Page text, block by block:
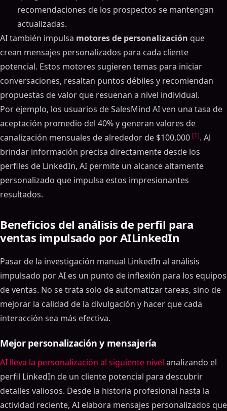
recomendaciones de los prospectos se mantengan
actualizadas.
AI también impulsa motores de personalización que
crean mensajes personalizados para cada cliente
potencial. Estos motores sugieren temas para iniciar
conversaciones, resaltan puntos débiles y recomiendan
propuestas de valor que resuenan a nivel individual.
Por ejemplo, los usuarios de SalesMind AI ven una tasa de
aceptación promedio del 40% y generan valores de
canalización mensuales de alrededor de $100,000 [1]. Al
brindar información precisa directamente desde los
perfiles de LinkedIn, AI permite un alcance altamente
personalizado que impulsa estos impresionantes
resultados.
Beneficios del análisis de perfil para
ventas impulsado por AILinkedIn
Pasar de la investigación manual LinkedIn al análisis
impulsado por AI es un punto de inflexión para los equipos
de ventas. No se trata solo de automatizar tareas, sino de
mejorar la calidad de la divulgación y hacer que cada
interacción sea más efectiva.
Mejor personalización y mensajería
AI lleva la personalización al siguiente nivel analizando el
perfil LinkedIn de un cliente potencial para descubrir
detalles valiosos. Desde la historia profesional hasta la
actividad reciente, AI elabora mensajes personalizados que